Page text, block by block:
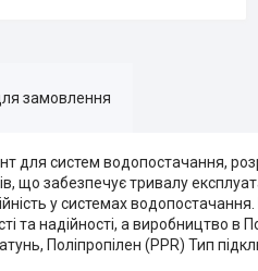
замовлення
систем водопостачання,
що забезпечує тривалу
у системах
та надійності, а виробництво
Поліпропілен (PPR) Тип